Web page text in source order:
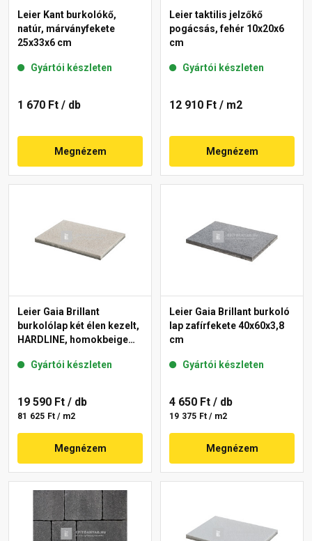
Leier Kant burkolókő,
natúr, márványfekete
25x33x6 cm
Gyártói készleten
1 670 Ft / db
Megnézem
Leier taktilis jelzőkő
pogácsás, fehér 10x20x6
cm
Gyártói készleten
12 910 Ft / m2
Megnézem
Leier Gaia Brillant
burkolólap két élen kezelt,
HARDLINE, homokbeige
Gyártói készleten
19 590 Ft / db
81 625 Ft / m2
Megnézem
Leier Gaia Brillant burkoló
lap zafírfekete 40x60x3,8
cm
Gyártói készleten
4 650 Ft / db
19 375 Ft / m2
Megnézem